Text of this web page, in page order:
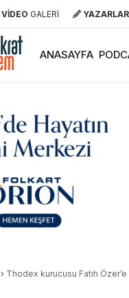
VİDEO GALERİ YAZARLAR
ANASAYFA
› Thodex kurucusu Fatih